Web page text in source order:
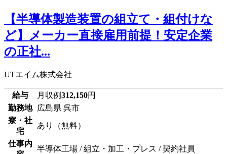
【半導体製造装置の組立て・組付けな
ど】メーカー直接雇用前提！安定企業
の正社...
UTエイム株式会社
給与 月収例312,150円
勤務地
広島県 呉市
寮・社
宅
あり（無料）
仕事内
半導体工場 / 組立・加工・プレス / 契約社員